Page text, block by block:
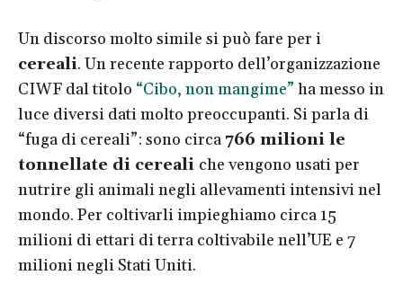
Un discorso molto simile si può fare per i
cereali. Un recente rapporto dell’organizzazione
CIWF dal titolo “Cibo, non mangime” ha messo in
luce diversi dati molto preoccupanti. Si parla di
“fuga di cereali”: sono circa 766 milioni le
tonnellate di cereali che vengono usati per
nutrire gli animali negli allevamenti intensivi nel
mondo. Per coltivarli impieghiamo circa 15
milioni di ettari di terra coltivabile nell’UE e 7
milioni negli Stati Uniti.